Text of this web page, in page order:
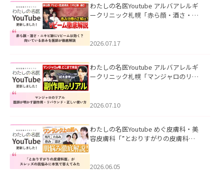
わたしの名医Youtube アルバアレルギ
ークリニック札幌「赤ら顔・酒さ・ニ
した。
2026.07.17
わたしの名医Youtube アルバアレルギ
ークリニック札幌「マンジャロのリア
た。
2026.07.10
わたしの名医Youtube めぐ皮膚科・美
容皮膚科「”とおりすがりの皮膚科
2026.06.05